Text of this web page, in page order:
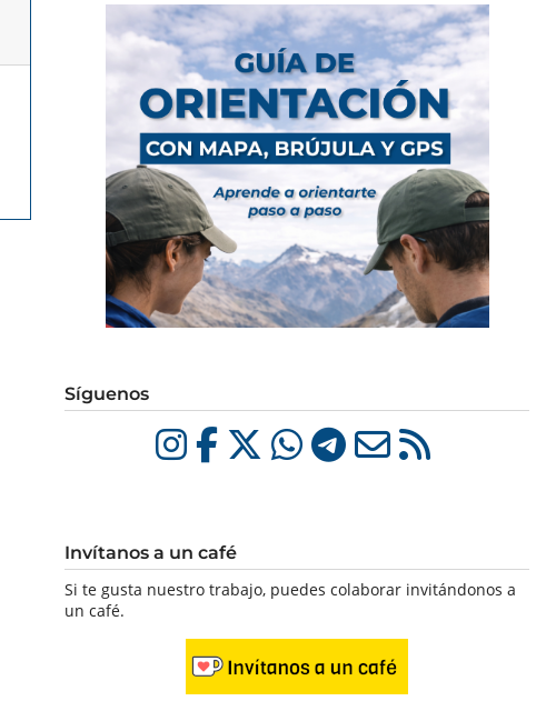
Síguenos
Invítanos a un café
Si te gusta nuestro trabajo, puedes colaborar invitándonos a
un café.